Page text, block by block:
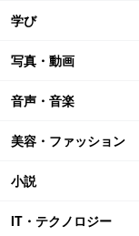
学び
写真・動画
音声・音楽
美容・ファッション
小説
IT・テクノロジー